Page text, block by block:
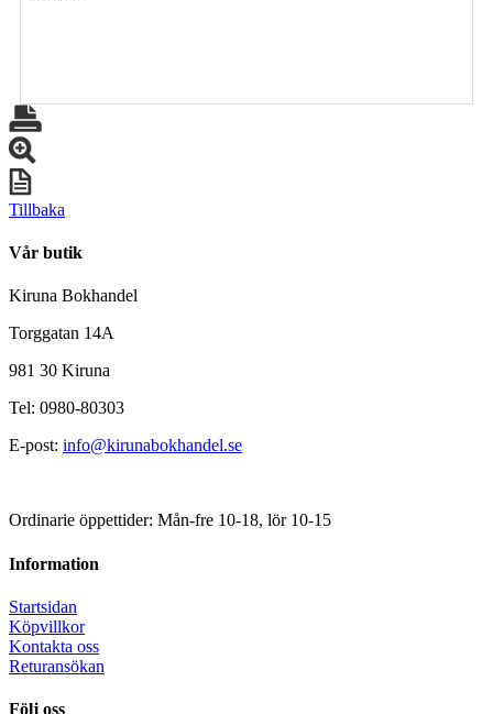
Tillbaka
Vår butik
Kiruna Bokhandel
Torggatan 14A
981 30 Kiruna
Tel: 0980-80303
E-post: info@kirunabokhandel.se
Ordinarie öppettider: Mån-fre 10-18, lör 10-15
Information
Startsidan
Köpvillkor
Kontakta oss
Returansökan
Följ oss